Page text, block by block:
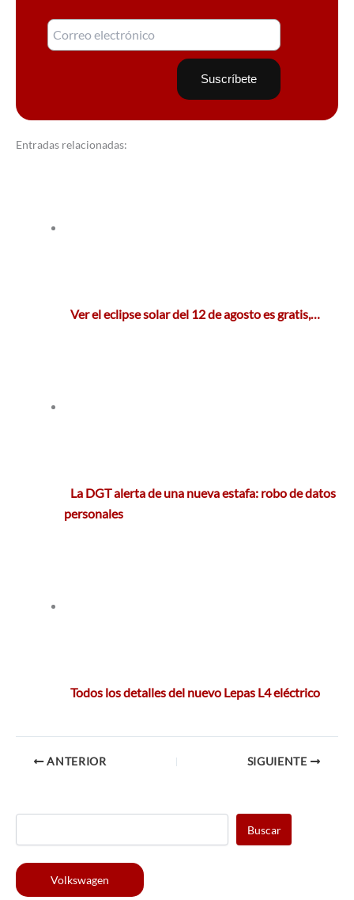
Entradas relacionadas:
Ver el eclipse solar del 12 de agosto es gratis,…
La DGT alerta de una nueva estafa: robo de datos
personales
Todos los detalles del nuevo Lepas L4 eléctrico
ANTERIOR SIGUIENTE
Buscar
Volkswagen